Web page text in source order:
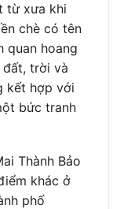
từ xưa khi
chè có tên
quan hoang
trời và
kết hợp với
bức tranh
Thành Bảo
khác ở
phố